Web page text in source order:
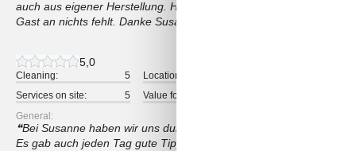
auch aus eigener Herstellung. Hier achtet die Inhaberin selbst mit
Gast an nichts fehlt. Danke Susanne für die schöne Zeit. Liebe
5,0
Cleaning: 5 Location:
Services on site:
5 Value for money:
General:
Bei Susanne haben wir uns durch ihre sehr freundliche und
Es gab auch jeden Tag gute Tipps wo man wandern gehen kann